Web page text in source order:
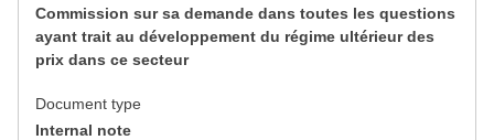
Commission sur sa demande dans toutes les questions
ayant trait au développement du régime ultérieur des
prix dans ce secteur
Document type
Internal note